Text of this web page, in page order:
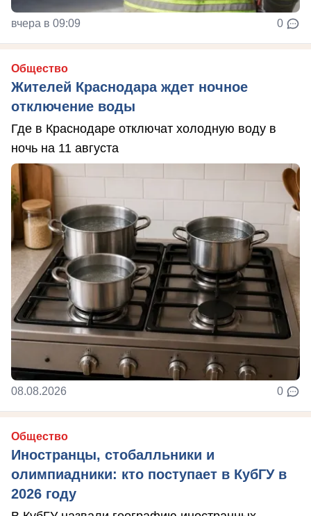
вчера в 09:09 0
Общество
Жителей Краснодара ждет ночное
отключение воды
Где в Краснодаре отключат холодную воду в
ночь на 11 августа
08.08.2026 0
Общество
Иностранцы, стобалльники и
олимпиадники: кто поступает в КубГУ в
2026 году